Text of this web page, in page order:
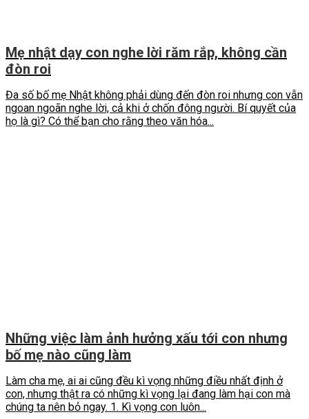
Mẹ nhật dạy con nghe lời răm rắp, không cần
đòn roi
Đa số bố mẹ Nhật không phải dùng đến đòn roi nhưng con vẫn
ngoan ngoãn nghe lời, cả khi ở chốn đông người. Bí quyết của
họ là gì? Có thể bạn cho rằng theo văn hóa...
Những việc làm ảnh hưởng xấu tới con nhưng
bố mẹ nào cũng làm
Làm cha mẹ, ai ai cũng đều kì vọng những điều nhất định ở
con, nhưng thật ra có những kì vọng lại đang làm hại con mà
chúng ta nên bỏ ngay. 1. Kì vọng con luôn...